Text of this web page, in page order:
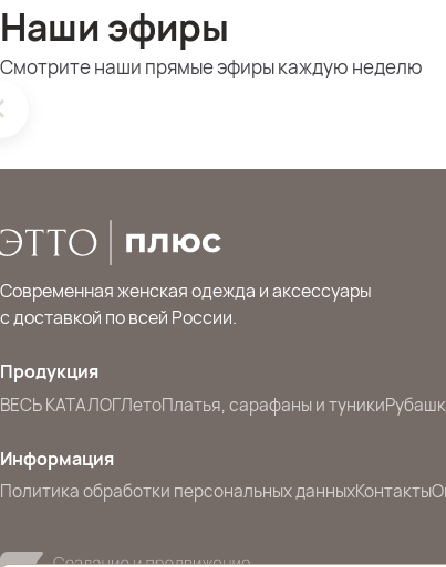
Наши эфиры
Смотрите наши прямые эфиры каждую неделю
Современная женская одежда и аксессуары
с доставкой по всей России.
Продукция
ВЕСЬ КАТАЛОГЛетоПлатья, сарафаны и туники
Информация
Политика обработки персональных данныхКонтакты